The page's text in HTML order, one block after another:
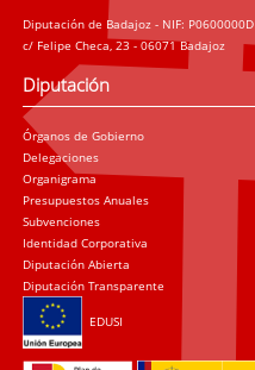
Diputación de Badajoz - NIF: P0600000D
c/ Felipe Checa, 23 - 06071 Badajoz
Diputación
Órganos de Gobierno
Delegaciones
Organigrama
Presupuestos Anuales
Subvenciones
Identidad Corporativa
Diputación Abierta
Diputación Transparente
EDUSI